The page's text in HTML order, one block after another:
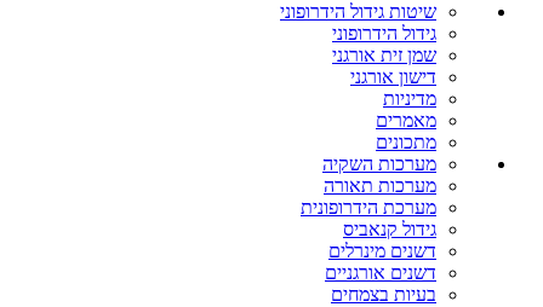
שיטות גידול הידרופוני
גידול הידרופוני
שמן זית אורגני
דישון אורגני
מערכות השקיה
מערכות תאורה
מערכת הידרופונית
גידול קנאביס
דשנים מינרלים
דשנים אורגניים
בעיות בצמחים